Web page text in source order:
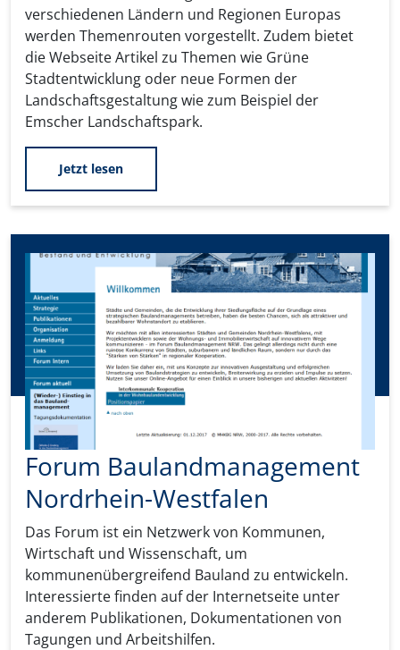
verschiedenen Ländern und Regionen Europas
werden Themenrouten vorgestellt. Zudem bietet
die Webseite Artikel zu Themen wie Grüne
Stadtentwicklung oder neue Formen der
Landschaftsgestaltung wie zum Beispiel der
Emscher Landschaftspark.
Jetzt lesen
Forum Baulandmanagement
Nordrhein-Westfalen
Das Forum ist ein Netzwerk von Kommunen,
Wirtschaft und Wissenschaft, um
kommunenübergreifend Bauland zu entwickeln.
Interessierte finden auf der Internetseite unter
anderem Publikationen, Dokumentationen von
Tagungen und Arbeitshilfen.